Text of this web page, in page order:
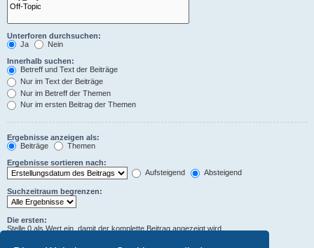
Unterforen durchsuchen:
Ja
Nein
Innerhalb suchen:
Betreff und Text der Beiträge
Nur im Text der Beiträge
Nur im Betreff der Themen
Nur im ersten Beitrag der Themen
Ergebnisse anzeigen als:
Beiträge
Themen
Ergebnisse sortieren nach:
Aufsteigend
Absteigend
Suchzeitraum begrenzen:
Die ersten:
Stelle 0 als Wert ein, damit der komplette Beitrag angezeigt wird.